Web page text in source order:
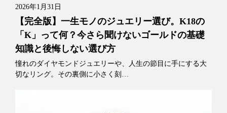
2026年1月31日
【完全版】一生モノのジュエリー選び。K18の
「K」って何？今さら聞けないゴールドの基礎
知識と後悔しない選び方
憧れのダイヤモンドジュエリーや、人生の節目に手にする大
切なリング。その裏側に小さく刻…